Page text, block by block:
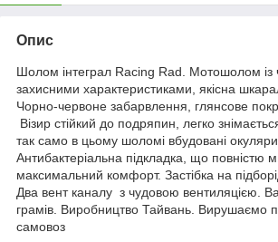
Опис
Шолом інтеграл Racing Rad. Мотошолом із
захисними характеристиками, якісна
Чорно-червоне забарвлення, глянсове
Візир стійкий до подряпин, легко
так само в цьому шоломі вбудовані окуляри.
Антибактеріальна підкладка, що повністю
максимальний комфорт. Застібка на
Два вент каналу з чудовою вентиляцією.
грамів. Виробництво Тайвань. Вирушаємо
самовоз